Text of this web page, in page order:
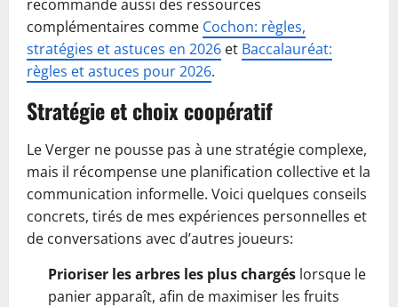
recommande aussi des ressources
complémentaires comme Cochon: règles,
stratégies et astuces en 2026 et Baccalauréat:
règles et astuces pour 2026.
Stratégie et choix coopératif
Le Verger ne pousse pas à une stratégie complexe,
mais il récompense une planification collective et la
communication informelle. Voici quelques conseils
concrets, tirés de mes expériences personnelles et
de conversations avec d’autres joueurs:
Prioriser les arbres les plus chargés lorsque le
panier apparaît, afin de maximiser les fruits